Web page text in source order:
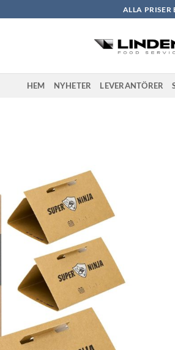
ALLA PRISER
HEM NYHETER LEVERANTÖRER
önskelistan